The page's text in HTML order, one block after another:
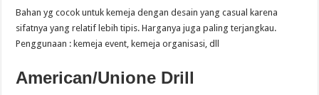
Bahan yg cocok untuk kemeja dengan desain yang casual karena
sifatnya yang relatif lebih tipis. Harganya juga paling terjangkau.
Penggunaan : kemeja event, kemeja organisasi, dll
American/Unione Drill